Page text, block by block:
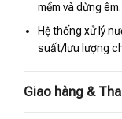
mềm và dừng êm.
Hệ thống xử lý
suất/lưu lượng
Giao hàng &